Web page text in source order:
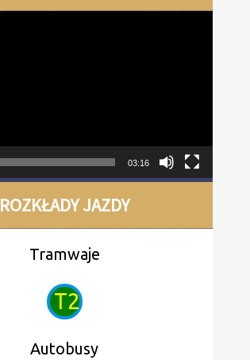
03:16
ROZKŁADY JAZDY
Tramwaje
T2
Autobusy